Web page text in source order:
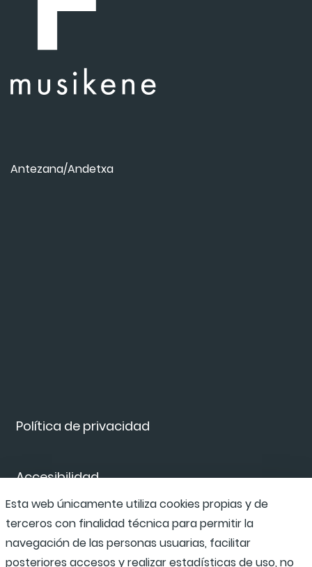
Política de privacidad
Accesibilidad
Canal de denuncias
Antezana/Andetxa
Esta web únicamente utiliza cookies propias y de
terceros con finalidad técnica para permitir la
navegación de las personas usuarias, facilitar
posteriores accesos y realizar estadísticas de uso, no